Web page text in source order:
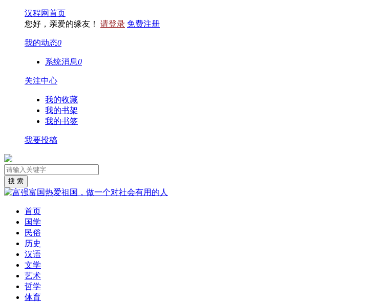
汉程网首页
您好，亲爱的缘友！ 请登录 免费注册
我的动态0
系统消息0
关注中心
我的收藏
我的书架
我的书签
我要投稿
首页
国学
民俗
历史
汉语
文学
艺术
哲学
体育